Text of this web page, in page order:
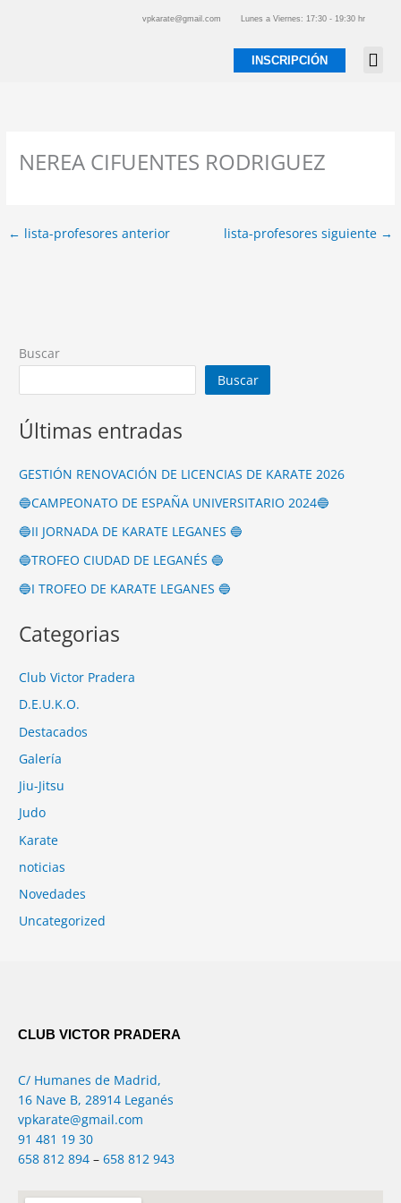
vpkarate@gmail.com Lunes a Viernes: 17:30 - 19:30 hr
INSCRIPCIÓN
NEREA CIFUENTES RODRIGUEZ
← lista-profesores anterior lista-profesores siguiente →
Buscar
Buscar
Últimas entradas
GESTIÓN RENOVACIÓN DE LICENCIAS DE KARATE 2026
🔵CAMPEONATO DE ESPAÑA UNIVERSITARIO 2024🔵
🔵II JORNADA DE KARATE LEGANES 🔵
🔵TROFEO CIUDAD DE LEGANÉS 🔵
🔵I TROFEO DE KARATE LEGANES 🔵
Categorias
Club Victor Pradera
D.E.U.K.O.
Destacados
Galería
Jiu-Jitsu
Judo
Karate
noticias
Novedades
Uncategorized
CLUB VICTOR PRADERA
C/ Humanes de Madrid,
16 Nave B, 28914 Leganés
vpkarate@gmail.com
91 481 19 30
658 812 894 – 658 812 943